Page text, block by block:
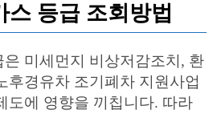
스 등급 조회방법
미세먼지 비상저감조치, 환
후경유차 조기폐차 지원사업
도에 영향을 끼칩니다. 따라